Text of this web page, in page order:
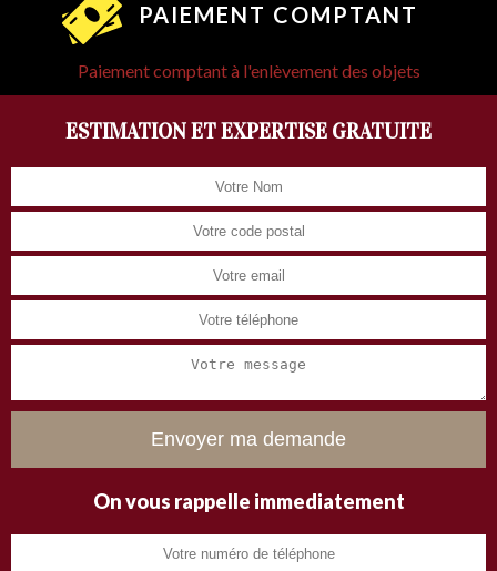
PAIEMENT COMPTANT
Paiement comptant à l'enlèvement des objets
ESTIMATION ET EXPERTISE GRATUITE
On vous rappelle immediatement